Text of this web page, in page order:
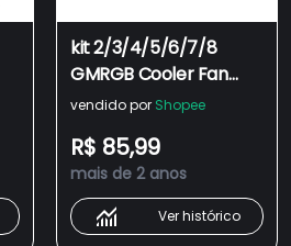
kit 2/3/4/5/6/7/8
GMRGB Cooler Fan
Com Led Colorido
Ventoinha Para
Computador chassis
Ajustar Silencioso +
Controle
vendido por Shopee
R$ 85,99
mais de 2 anos
Ver histórico